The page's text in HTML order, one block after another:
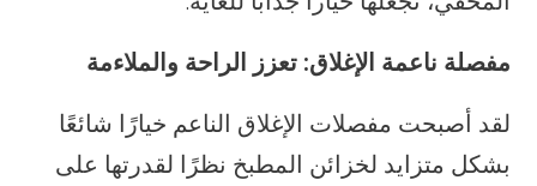
مفصلة ناعمة الإغلاق: تعزز الراحة والملاءمة
لقد أصبحت مفصلات الإغلاق الناعم خيارًا شائعًا
بشكل متزايد لخزائن المطبخ نظرًا لقدرتها على